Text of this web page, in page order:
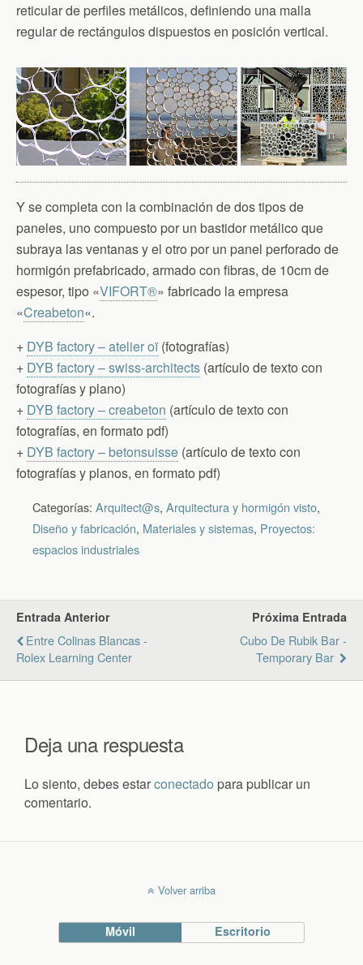
reticular de perfiles metálicos, definiendo una malla
regular de rectángulos dispuestos en posición vertical.
Y se completa con la combinación de dos tipos de
paneles, uno compuesto por un bastidor metálico que
subraya las ventanas y el otro por un panel perforado de
hormigón prefabricado, armado con fibras, de 10cm de
espesor, tipo «VIFORT®» fabricado la empresa
«Creabeton«.
+ DYB factory – atelier oï(fotografías)
+ DYB factory – swiss-architects (artículo de texto con
fotografías y plano)
+ DYB factory – creabeton (artículo de texto con
fotografías, en formato pdf)
+ DYB factory – betonsuisse (artículo de texto con
fotografías y planos, en formato pdf)
Categorías: Arquitect@s, Arquitectura y hormigón visto,
Diseño y fabricación, Materiales y sistemas, Proyectos:
espacios industriales
Entrada Anterior
Entre Colinas Blancas -
Rolex Learning Center
Próxima Entrada
Cubo De Rubik Bar -
Temporary Bar
Deja una respuesta
Lo siento, debes estarconectado para publicar un
comentario.
Volver arriba
Móvil Escritorio